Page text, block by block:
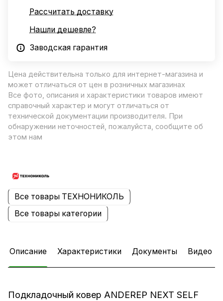
Рассчитать доставку
Нашли дешевле?
Заводская гарантия
Цена действительна только для интернет-магазина и
может отличаться от цен в розничных магазинах
Все фото, описания и характеристики товаров имеют
справочный характер и могут отличаться от
технической документации производителя. При
обнаружении неточностей, пожалуйста, сообщите об
этом нам
Все товары ТЕХНОНИКОЛЬ
Все товары категории
Описание Характеристики Документы Видео
Подкладочный ковер ANDEREP NEXT SELF